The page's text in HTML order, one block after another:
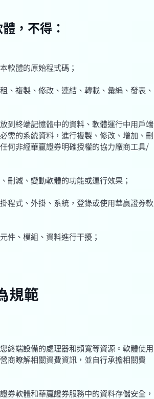
，不得：
軟體的原始程式碼；
、複製、修改、連結、轉載、彙編、發表、
到終端記憶體中的資料、軟體運行中用戶端
需的系統資料，進行複製、修改、增加、刪
何非經華贏證券明確授權的協力廠商工具/
刪減、變動軟體的功能或運行效果；
程式、外掛、系統，登錄或使用華贏證券軟
件、模組、資料進行干擾；
規範
終端設備的處理器和頻寬等資源。軟體使用
商瞭解相關資費資訊，並自行承擔相關費
券軟體和華贏證券服務中的資料存儲安全，